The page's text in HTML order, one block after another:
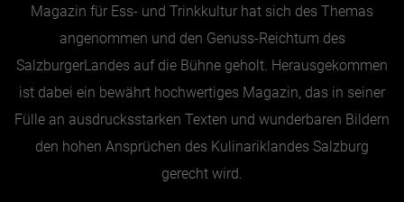
BEITRÄGE NACH MONAT
Jänner
Februar
Magazin für Ess- und Trinkkultur hat sich des Themas
angenommen und den Genuss-Reichtum des
SalzburgerLandes auf die Bühne geholt. Herausgekommen
ist dabei ein bewährt hochwertiges Magazin, das in seiner
Fülle an ausdrucksstarken Texten und wunderbaren Bildern
den hohen Ansprüchen des Kulinariklandes Salzburg
gerecht wird.